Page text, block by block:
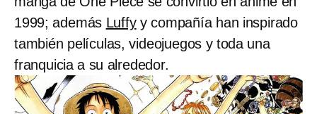
1999; además Luffyy compañía han inspirado
también películas, videojuegos y toda una
franquicia a su alrededor.